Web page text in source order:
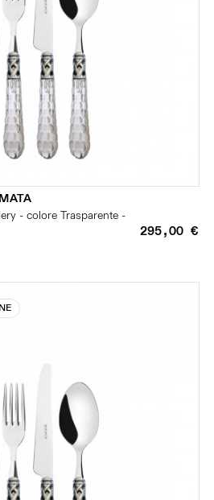
- colore Trasparente -
295,00 €